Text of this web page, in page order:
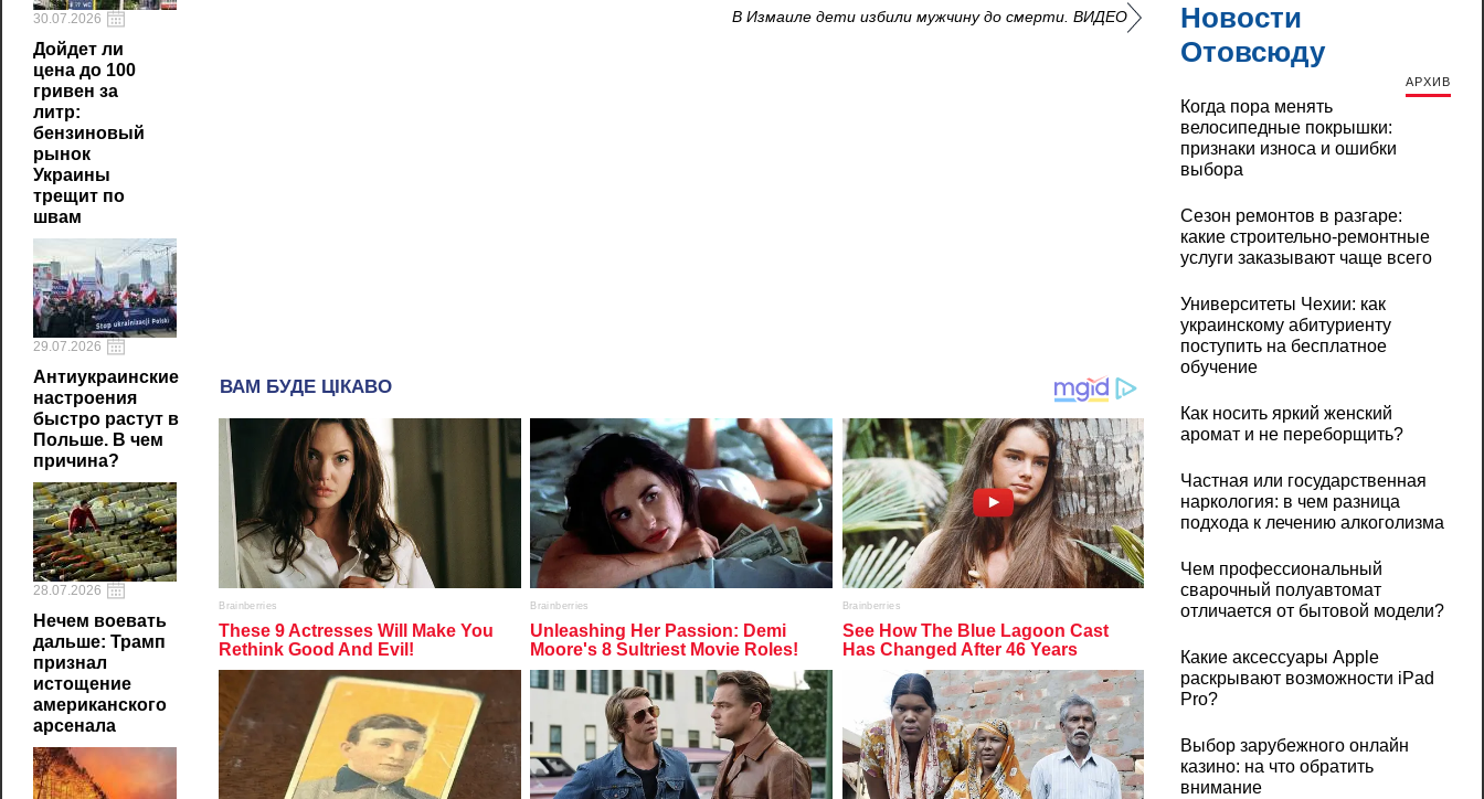
30.07.2026
Дойдет ли
цена до 100
гривен за
литр:
бензиновый
рынок
Украины
трещит по
швам
29.07.2026
Антиукраинские
настроения
быстро растут в
Польше. В чем
причина?
28.07.2026
Нечем воевать
дальше: Трамп
признал
истощение
американского
арсенала
В Измаиле дети избили мужчину до смерти. ВИДЕО
Новости
Отовсюду
АРХИВ
Когда пора менять
велосипедные покрышки:
признаки износа и ошибки
выбора
Сезон ремонтов в разгаре:
какие строительно-ремонтные
услуги заказывают чаще всего
Университеты Чехии: как
украинскому абитуриенту
поступить на бесплатное
обучение
Как носить яркий женский
аромат и не переборщить?
Частная или государственная
наркология: в чем разница
подхода к лечению алкоголизма
Чем профессиональный
сварочный полуавтомат
отличается от бытовой модели?
Какие аксессуары Apple
раскрывают возможности iPad
Pro?
Выбор зарубежного онлайн
казино: на что обратить
внимание